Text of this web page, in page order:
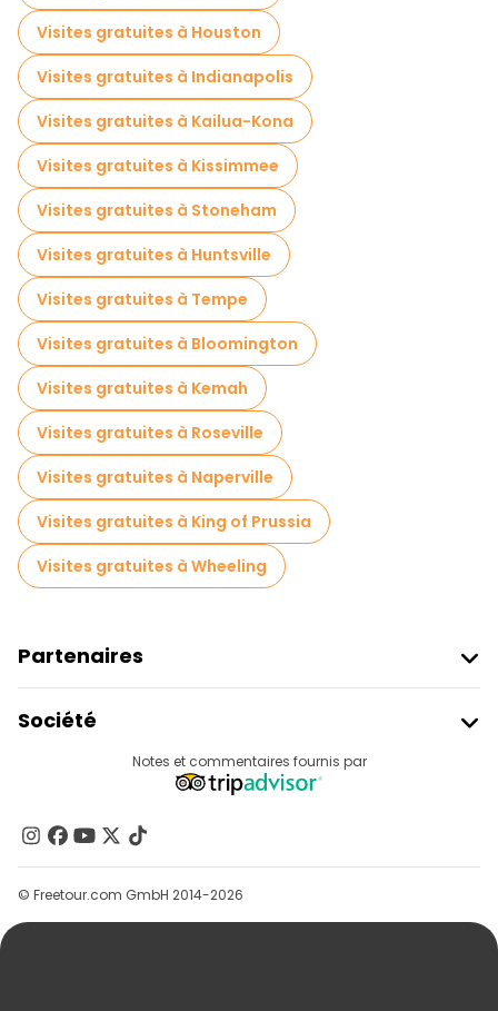
Visites gratuites à Houston
Visites gratuites à Indianapolis
Visites gratuites à Kailua-Kona
Visites gratuites à Kissimmee
Visites gratuites à Stoneham
Visites gratuites à Huntsville
Visites gratuites à Tempe
Visites gratuites à Bloomington
Visites gratuites à Kemah
Visites gratuites à Roseville
Visites gratuites à Naperville
Visites gratuites à King of Prussia
Visites gratuites à Wheeling
Partenaires
Connexion Du Fournisseur
Programme D’affiliation
Société
Contactez-Nous
Groupes
Aide
Notes et commentaires fournis par
© Freetour.com GmbH 2014-2026